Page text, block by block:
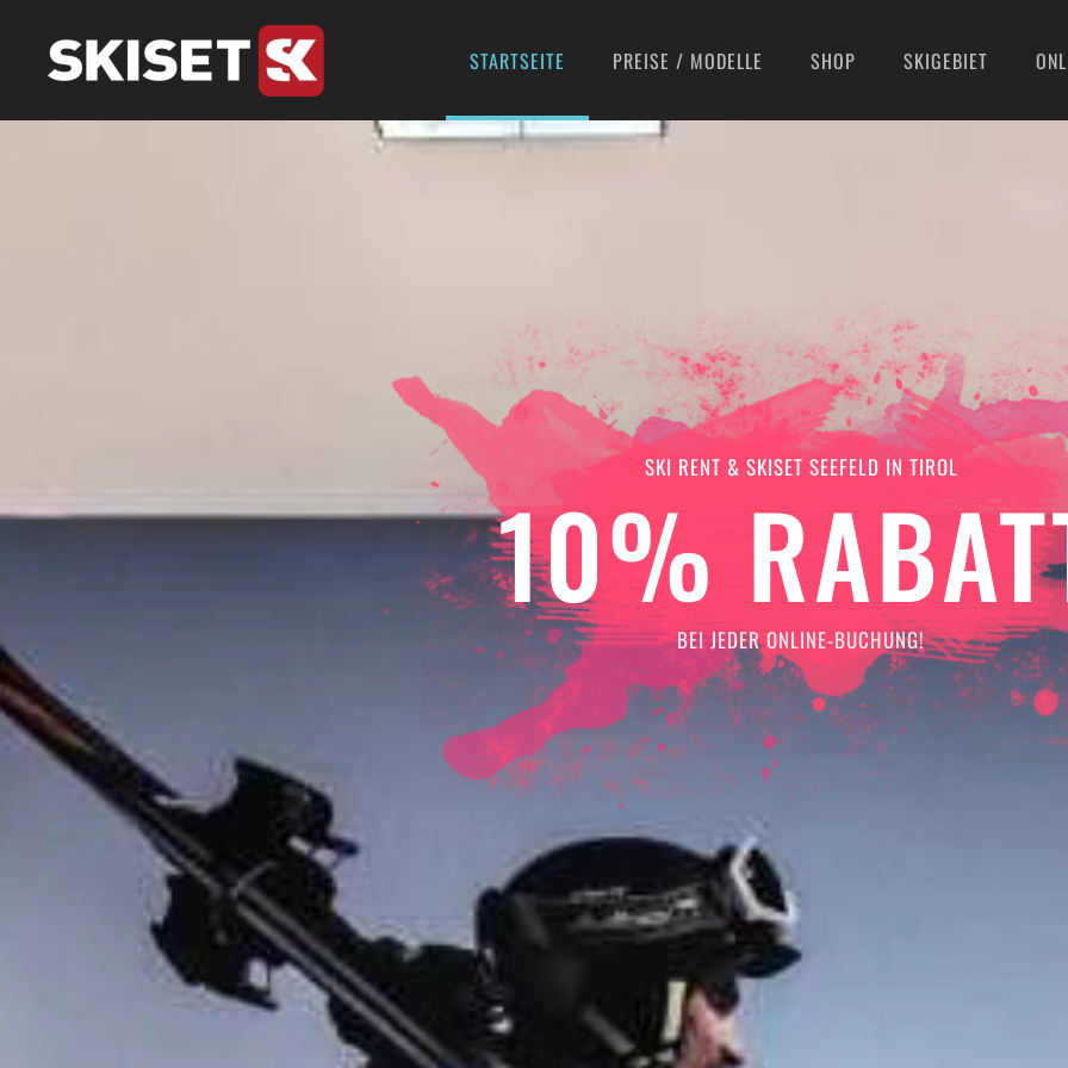
Zum Hauptinhalt springen STARTSEITE PREISE / MODELLE SHOP SKIGEBIET
SKI RENT & SKISET SEEFELD IN TIROL
10%
BEI JEDER ONLINE-BUCHUNG!